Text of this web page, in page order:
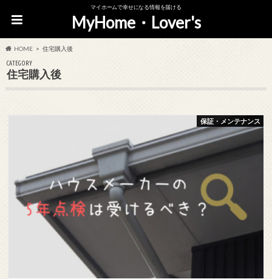
マイホームで幸せになる情報を届ける
MyHome・Lover's
HOME 住宅購入後
CATEGORY
住宅購入後
保証・メンテナンス